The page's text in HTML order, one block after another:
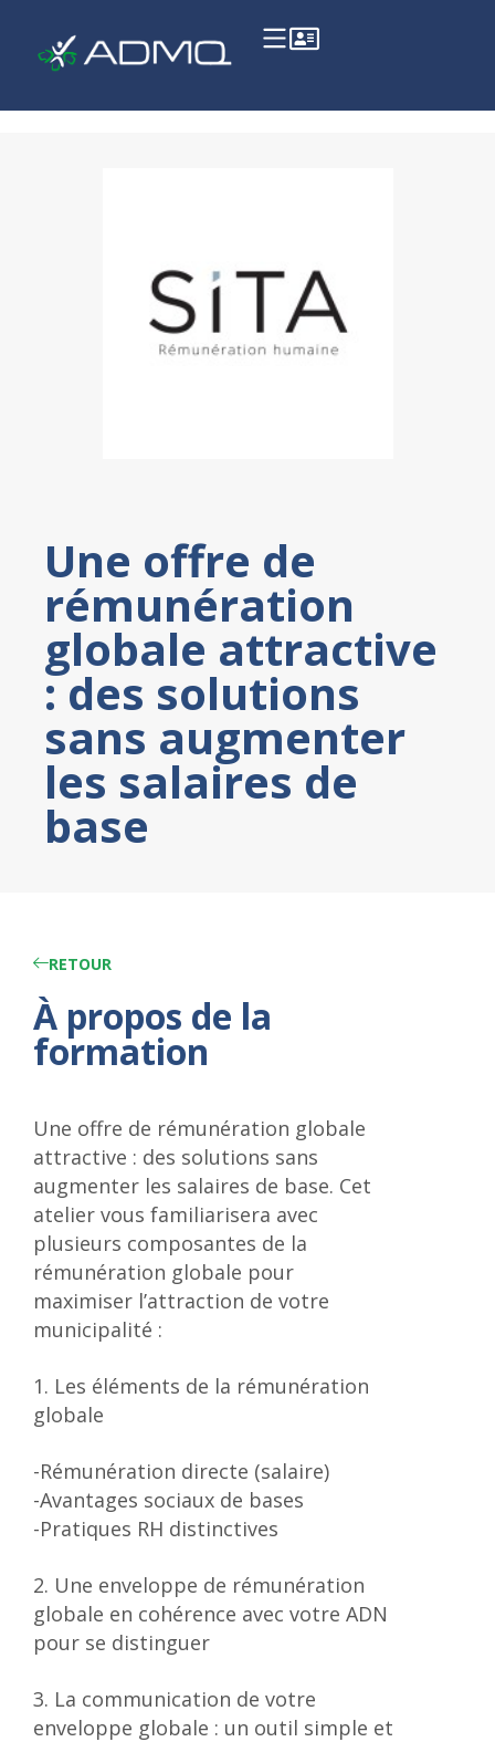
Une offre de
rémunération
globale attractive
: des solutions
sans augmenter
les salaires de
base
RETOUR
À propos de la
formation
Une offre de rémunération globale
attractive : des solutions sans
augmenter les salaires de base. Cet
atelier vous familiarisera avec
plusieurs composantes de la
rémunération globale pour
maximiser l’attraction de votre
municipalité :
1. Les éléments de la rémunération
globale
-Rémunération directe (salaire)
-Avantages sociaux de bases
-Pratiques RH distinctives
2. Une enveloppe de rémunération
globale en cohérence avec votre ADN
pour se distinguer
3. La communication de votre
enveloppe globale : un outil simple et